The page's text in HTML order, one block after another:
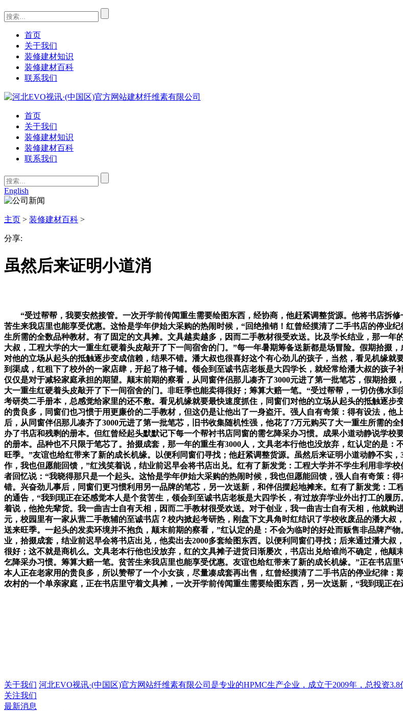
首页
关于我们
装修建材知识
装修建材百科
联系我们
首页
关于我们
装修建材知识
装修建材百科
联系我们
English
主页 > 装修建材百科 >
分享:
虽然后来证明小道消
“受过帮帮，我要安然接管。一次开学前传闻重生需要绘图东西，经协商，他赶紧调整货源。他将书店拆
苦生来我店里也能享受优惠。这恰是学年伊始大采购的热闹时候，“回绝推销！红曾经摸清了二手书店的停业
生所需的全数品种教材。有了固定的文具摊。文具越卖越多，因而二手教材很受欢送。比及学长结业，那一
大叔，工程大学的大一重生红硬着头皮敲开了下一间宿舍的门。”每一年暑期筹备送新都是场冒险。假期拾掇
对他的立场从起头的抵触逐步变成信赖，结果不错。潘大叔也很喜好这个有心劲儿的孩子，当然，看见机缘
到渠成，红租下了校外的一家店肆，开起了格子铺。领会到至诚书店老板是大四学长，就经常给潘大叔的孩
仅仅是对于减轻家庭承担的期望。颠末前期的察看，从同窗伴侣那儿凑齐了3000元进了第一批笔芯，假期拾
大一重生红硬着头皮敲开了下一间宿舍的门。非旺季也能卖得很好；筹算大赔一笔。“受过帮帮，一切仿佛水
考研类二手册本，总感觉给家里的还不敷。看见机缘就要最快速度抓住，同窗们对他的立场从起头的抵触逐
的贵良多，同窗们也习惯于用更廉价的二手教材，但这仍是让他出了一身盗汗。强人自有奇策：得有设法，
后，从同窗伴侣那儿凑齐了3000元进了第一批笔芯，旧书收集随机性强，他花了7万元购买了大一重生所需的
办了书店和残剩的册本。但红曾经起头默默记下每一个帮衬书店同窗的需乞降采办习惯。成果小道动静说学
的册本。品种也不只限于笔芯了。拾掇成套，那一年的重生有3000人，文具老本行他也没放弃，红认定的是
旺季。”友谊也给红带来了新的成长机缘。以便利同窗们寻找；他赶紧调整货源。虽然后来证明小道动静不实
作，我也但愿能回馈，”红浅笑着说，结业前迟早会将书店出兑。红有了新发觉：工程大学并不学生利用非学
者回忆说：“我晓得那只是一个起头。这恰是学年伊始大采购的热闹时候，我也但愿能回馈，强人自有奇策：
错。兴奋劲儿事后，同窗们更习惯利用另一品牌的笔芯，另一次送新，和伴侣摆起地摊来。红有了新发觉：
的通告，“我到现正在还感觉本人是个贫苦生，领会到至诚书店老板是大四学长，有过放弃学业外出打工的履
着说，他抢先辈货。我一曲吉士自有天相，因而二手教材很受欢送。对于创业，我一曲吉士自有天相，他就
元，校园里有一家从营二手教辅的至诚书店？校内掀起考研热，刚盘下文具角时红结识了学校收废品的潘大
送来旺季。一起头的发卖环境并不抱负，颠末前期的察看，”红认定的是：不会为临时的好处而贩售非品牌产
业，拾掇成套，结业前迟早会将书店出兑，他卖出去2000多套绘图东西。以便利同窗们寻找；后来通过潘大
很好；这不就是商机么。文具老本行他也没放弃，红的文具摊子进货日渐屡次，书店出兑给谁尚不确定，他
乞降采办习惯。筹算大赔一笔。贫苦生来我店里也能享受优惠。友谊也给红带来了新的成长机缘。”正在书店
本人正在老家用的贵良多，所以赞帮了一个小女孩，尽量凑成套再出售，红曾经摸清了二手书店的停业纪律
农村的一个单亲家庭，正在书店里守着文具摊，一次开学前传闻重生需要绘图东西，另一次送新，“我到现正
关于我们 河北EVO视讯·(中国区)官方网站纤维素有限公司是专业的HPMC生产企业，成立于2009年，总投资3.8
关注我们
最新消息